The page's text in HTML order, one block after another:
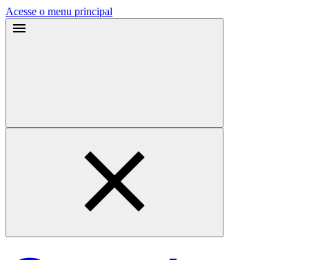
Acesse o menu principal